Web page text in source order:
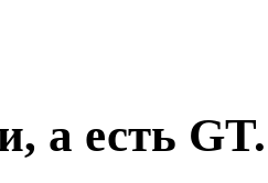
а есть GT.